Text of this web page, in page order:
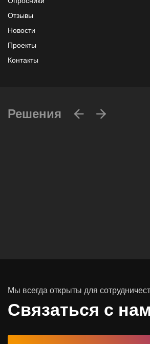
Отзывы
Новости
Проекты
Контакты
Решения
Автоматизированные рабочие места
Мы всегда открыты для
Связаться с